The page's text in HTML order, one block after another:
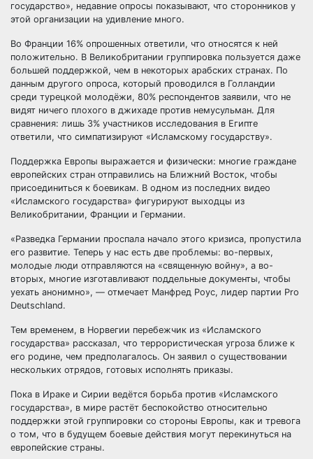
государство», недавние опросы показывают, что сторонников у
этой организации на удивление много.
Во Франции 16% опрошенных ответили, что относятся к ней
положительно. В Великобритании группировка пользуется даже
большей поддержкой, чем в некоторых арабских странах. По
данным другого опроса, который проводился в Голландии
среди турецкой молодёжи, 80% респондентов заявили, что не
видят ничего плохого в джихаде против немусульман. Для
сравнения: лишь 3% участников исследования в Египте
ответили, что симпатизируют «Исламскому государству».
Поддержка Европы выражается и физически: многие граждане
европейских стран отправились на Ближний Восток, чтобы
присоединиться к боевикам. В одном из последних видео
«Исламского государства» фигурируют выходцы из
Великобритании, Франции и Германии.
«Разведка Германии проспала начало этого кризиса, пропустила
его развитие. Теперь у нас есть две проблемы: во-первых,
молодые люди отправляются на «священную войну», а во-
вторых, многие изготавливают поддельные документы, чтобы
уехать анонимно», — отмечает Манфред Роус, лидер партии Pro
Deutschland.
Тем временем, в Норвегии перебежчик из «Исламского
государства» рассказал, что террористическая угроза ближе к
его родине, чем предполагалось. Он заявил о существовании
нескольких отрядов, готовых исполнять приказы.
Пока в Ираке и Сирии ведётся борьба против «Исламского
государства», в мире растёт беспокойство относительно
поддержки этой группировки со стороны Европы, как и тревога
о том, что в будущем боевые действия могут перекинуться на
европейские страны.